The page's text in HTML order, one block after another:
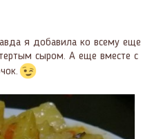
я добавила ко всему еще
сыром. А еще вместе с